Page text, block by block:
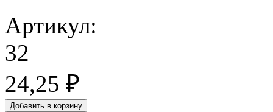
Артикул:
32
24,25 ₽